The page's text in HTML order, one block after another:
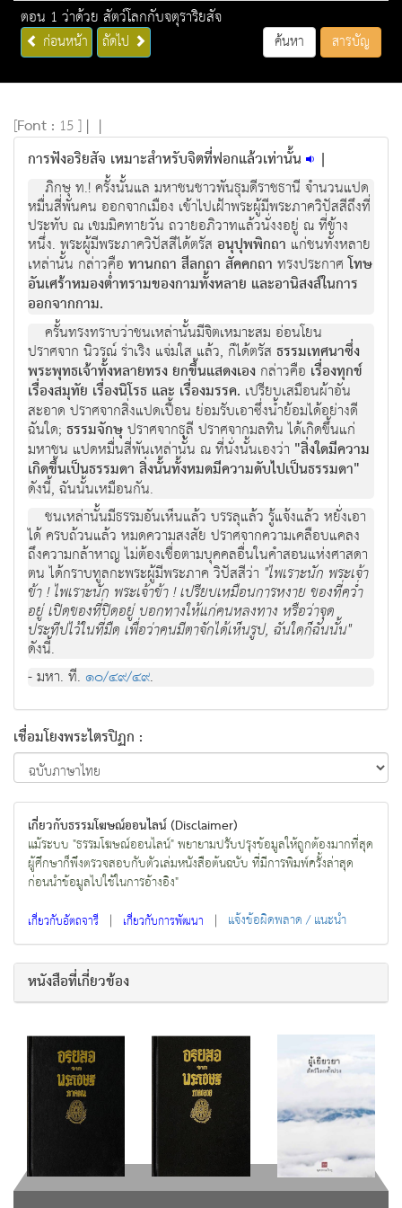
ตอน 1 ว่าด้วย สัตว์โลกกับจตุราริยสัจ
ก่อนหน้า ถัดไป ค้นหา สารบัญ
[Font : 15 ] | |
การฟังอริยสัจ เหมาะสำหรับจิตที่ฟอกแล้วเท่านั้น |
ภิกษุ ท.! ครั้งนั้นแล มหาชนชาวพันธุมดีราชธานี จํานวนแปด
หมื่นสี่พันคน ออกจากเมือง เข้าไปเฝ้าพระผู้มีพระภาควิปัสสีถึงที่
ประทับ ณ เขมมิคทายวัน ถวายอภิวาทแล้วนั่งงอยู่ ณ ที่ข้าง
หนึ่ง. พระผู้มีพระภาควิปัสสีได้ตรัส อนุปุพพิกถา แก่ชนทั้งหลาย
เหล่านั้น กล่าวคือ ทานกถา สีลกถา สัคคกถา ทรงประกาศโทษ
อันเศร้าหมองต่ำทรามของกามทั้งหลาย และอานิสงส์ในการ
ออกจากกาม.
ครั้นทรงทราบว่าชนเหล่านั้นมีจิตเหมาะสม อ่อนโยน
ปราศจาก นิวรณ์ ร่าเริง แจ่มใส แล้ว, ก็ได้ตรัส ธรรมเทศนาซึ่ง
พระพุทธเจ้าทั้งหลายทรง ยกขึ้นแสดงเอง กล่าวคือ เรื่องทุกข์
เรื่องสมุทัย เรื่องนิโรธ และ เรื่องมรรค. เปรียบเสมือนผ้าอัน
สะอาด ปราศจากสิ่งแปดเปื้อน ย่อมรับเอาซึ่งน้ำย้อมได้อย่างดี
ฉันใด; ธรรมจักษุปราศจากธุลี ปราศจากมลทิน ได้เกิดขึ้นแก่
มหาชน แปดหมื่นสี่พันเหล่านั้น ณ ที่นั่งนั้นเองว่า "สิ่งใดมีความ
เกิดขึ้นเป็นธรรมดา สิ่งนั้นทั้งหมดมีความดับไปเป็นธรรมดา"
ดังนี้, ฉันนั้นเหมือนกัน.
ชนเหล่านั้นมีธรรมอันเห็นแล้ว บรรลุแล้ว รู้แจ้งแล้ว หยั่งเอา
ได้ ครบถ้วนแล้ว หมดความสงสัย ปราศจากความเคลือบแคลง
ถึงความกล้าหาญ ไม่ต้องเชื่อตามบุคคลอื่นในคําสอนแห่งศาสดา
ตน ได้กราบทูลกะพระผู้มีพระภาค วิปัสสีว่า "ไพเราะนัก พระเจ้า
ข้า ! ไพเราะนัก พระเจ้าข้า ! เปรียบเหมือนการหงาย ของที่คว่ำ
อยู่ เปิดของที่ปิดอยู่ บอกทางให้แก่คนหลงทาง หรือว่าจุด
ประทีปไว้ในที่มืด เพื่อว่าคนมีตาจักได้เห็นรูป, ฉันใดก็ฉันนั้น"
ดังนี้.
- มหา. ที. ๑๐/๔๙/๔๙.
เชื่อมโยงพระไตรปิฏก :
เกี่ยวกับธรรมโฆษณ์ออนไลน์ (Disclaimer)
แม้ระบบ "ธรรมโฆษณ์ออนไลน์" พยายามปรับปรุงข้อมูลให้ถูกต้องมากที่สุด
ผู้ศึกษาก็พึงตรวจสอบกับตัวเล่มหนังสือต้นฉบับ ที่มีการพิมพ์ครั้งล่าสุด
ก่อนนำข้อมูลไปใช้ในการอ้างอิง"
เกี่ยวกับอัตถจารี | เกี่ยวกับการพัฒนา | แจ้งข้อผิดพลาด / แนะนำ
หนังสือที่เกี่ยวข้อง